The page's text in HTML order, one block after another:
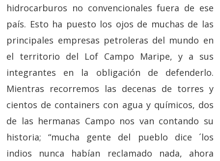
hidrocarburos no convencionales fuera de ese
país. Esto ha puesto los ojos de muchas de las
principales empresas petroleras del mundo en
el territorio del Lof Campo Maripe, y a sus
integrantes en la obligación de defenderlo.
Mientras recorremos las decenas de torres y
cientos de containers con agua y químicos, dos
de las hermanas Campo nos van contando su
historia; “mucha gente del pueblo dice ´los
indios nunca habían reclamado nada, ahora